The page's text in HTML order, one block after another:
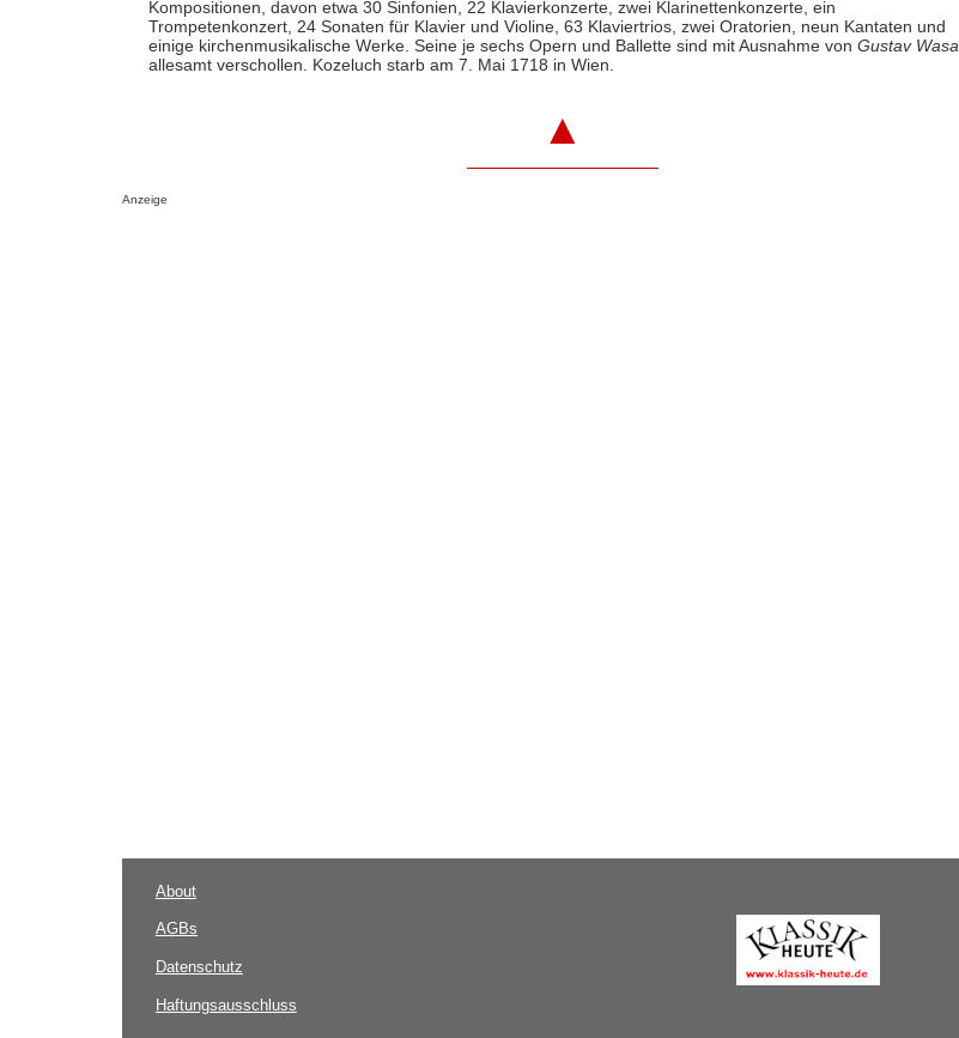
Kompositionen, davon etwa 30 Sinfonien, 22 Klavierkonzerte, zwei Klarinettenkonzerte, ein
Trompetenkonzert, 24 Sonaten für Klavier und Violine, 63 Klaviertrios, zwei Oratorien, neun Kantaten und
einige kirchenmusikalische Werke. Seine je sechs Opern und Ballette sind mit Ausnahme von Gustav Wasa
allesamt verschollen. Kozeluch starb am 7. Mai 1718 in Wien.
▲
Anzeige
About
AGBs
Datenschutz
Haftungsausschluss